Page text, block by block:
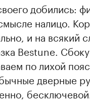
добились:
налицо.
и на всякий
Bestune. Сбоку
по лихой
дверные